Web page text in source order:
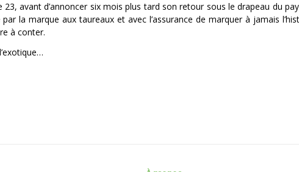
avant d’annoncer six mois plus tard son retour sous le drapeau du
la marque aux taureaux et avec l’assurance de marquer à jamais
à conter.